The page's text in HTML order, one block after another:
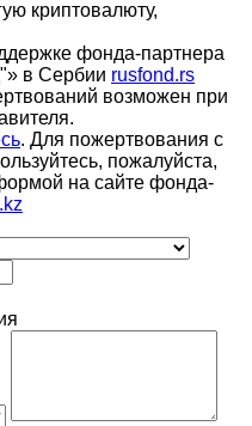
криптовалюту,
фонда-партнера
в Сербии rusfond.rs
возможен при
. Для пожертвования с
пожалуйста,
на сайте фонда-